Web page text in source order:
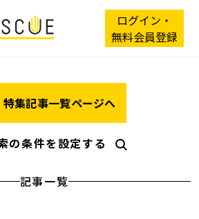
ログイン・
無料会員登録
特集記事一覧ページへ
の条件を設定する
記事一覧